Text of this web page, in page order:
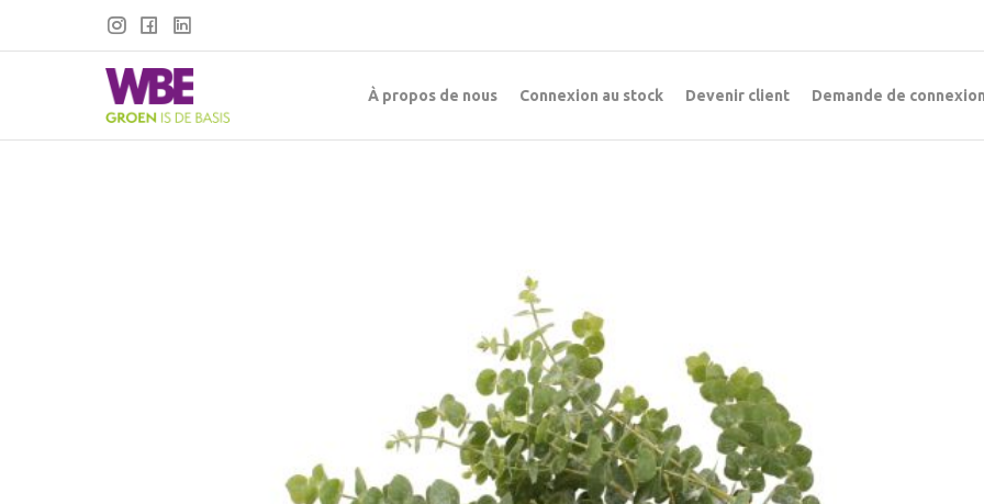
À propos de nous Connexion au stock Devenir client Demande de